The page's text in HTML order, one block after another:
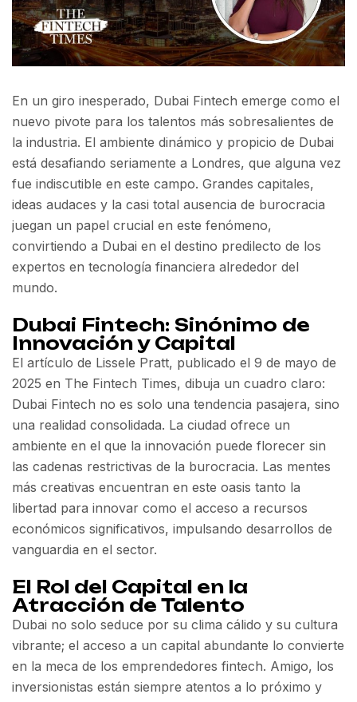
En un giro inesperado, Dubai Fintech emerge como el
nuevo pivote para los talentos más sobresalientes de
la industria. El ambiente dinámico y propicio de Dubai
está desafiando seriamente a Londres, que alguna vez
fue indiscutible en este campo. Grandes capitales,
ideas audaces y la casi total ausencia de burocracia
juegan un papel crucial en este fenómeno,
convirtiendo a Dubai en el destino predilecto de los
expertos en tecnología financiera alrededor del
mundo.
Dubai Fintech: Sinónimo de
Innovación y Capital
El artículo de Lissele Pratt, publicado el 9 de mayo de
2025 en The Fintech Times, dibuja un cuadro claro:
Dubai Fintech no es solo una tendencia pasajera, sino
una realidad consolidada. La ciudad ofrece un
ambiente en el que la innovación puede florecer sin
las cadenas restrictivas de la burocracia. Las mentes
más creativas encuentran en este oasis tanto la
libertad para innovar como el acceso a recursos
económicos significativos, impulsando desarrollos de
vanguardia en el sector.
El Rol del Capital en la
Atracción de Talento
Dubai no solo seduce por su clima cálido y su cultura
vibrante; el acceso a un capital abundante lo convierte
en la meca de los emprendedores fintech. Amigo, los
inversionistas están siempre atentos a lo próximo y